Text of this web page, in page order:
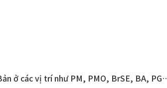
ở các vị trí như PM, PMO, BrSE, BA,